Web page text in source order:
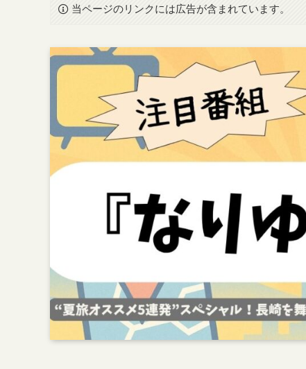
当ページのリンクには広告が含まれています。